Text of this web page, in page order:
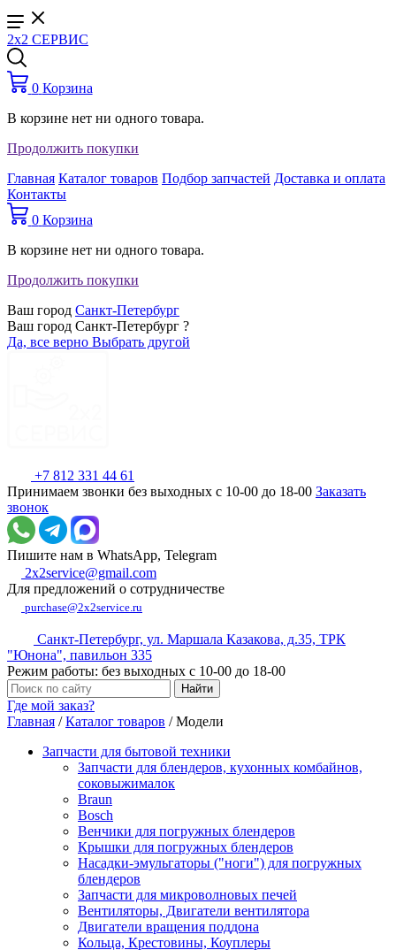
2x2 СЕРВИС
0 Корзина
В корзине нет ни одного товара.
Продолжить покупки
Главная Каталог товаров Подбор запчастей Доставка и оплата
Контакты
0 Корзина
В корзине нет ни одного товара.
Продолжить покупки
Ваш город Санкт-Петербург
Ваш город Санкт-Петербург ?
Да, все верно Выбрать другой
+7 812 331 44 61
Принимаем звонки без выходных с 10-00 до 18-00 Заказать
звонок
Пишите нам в WhatsApp, Telegram
2x2service@gmail.com
Для предложений о сотрудничестве
purchase@2x2service.ru
Санкт-Петербург, ул. Маршала Казакова, д.35, ТРК
"Юнона", павильон 335
Режим работы: без выходных с 10-00 до 18-00
Где мой заказ?
Главная /Каталог товаров /Модели
Запчасти для бытовой техники
Запчасти для блендеров, кухонных комбайнов,
соковыжималок
Braun
Bosch
Венчики для погружных блендеров
Крышки для погружных блендеров
Насадки-эмульгаторы ("ноги") для погружных
блендеров
Запчасти для микроволновых печей
Вентиляторы, Двигатели вентилятора
Двигатели вращения поддона
Кольца, Крестовины, Коуплеры